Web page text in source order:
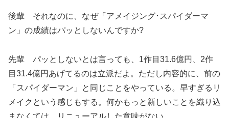
後輩 それなのに、なぜ「アメイジング･スパイダーマ
ン」の成績はパッとしないんですか?
先輩 パッとしないとは言っても、1作目31.6億円、2作
目31.4億円あげてるのは立派だよ。ただし内容的に、前の
「スパイダーマン」と同じことをやっている。早すぎるリ
メイクという感じもする。何かもっと新しいことを織り込